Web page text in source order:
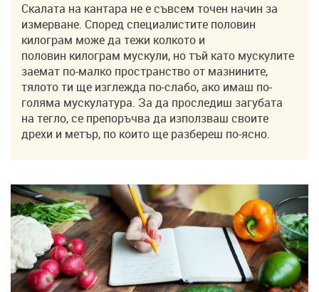
Скалата на кантара не е съвсем точен начин за
измерване. Според специалистите половин
килограм може да тежи колкото и
половин килограм мускули, но тъй като мускулите
заемат по-малко пространство от мазнините,
тялото ти ще изглежда по-слабо, ако имаш по-
голяма мускулатура. За да проследиш загубата
на тегло, се препоръчва да използваш своите
дрехи и метър, по които ще разбереш по-ясно.